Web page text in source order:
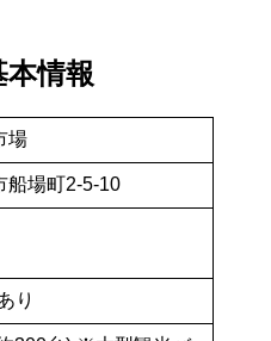
情報
場
船場町2-5-10
り